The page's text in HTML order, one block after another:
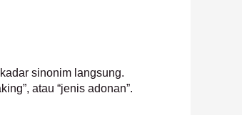
sinonim langsung.
atau “jenis adonan”.